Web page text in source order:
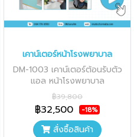
เคาน์เตอร์หน้าโรงพยาบาล
DM-1003 เคาน์เตอร์ต้อนรับตัว
แอล หน้าโรงพยาบาล
฿39,800
฿32,500 -18%
สั่งซื้อสินค้า